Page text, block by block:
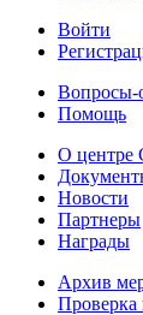
Войти
Вопросы-
Помощь
О центре
Новости
Партнеры
Награды
Архив
Проверка